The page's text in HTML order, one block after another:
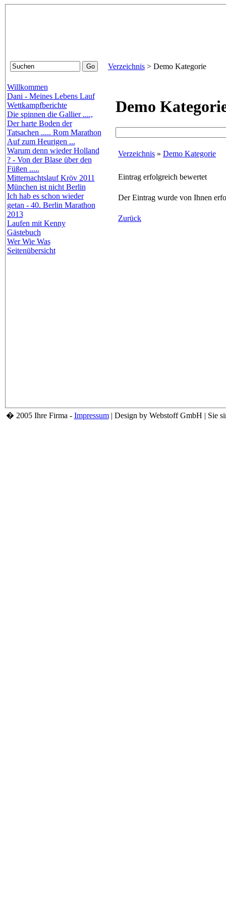
Verzeichnis> Demo Kategorie
Willkommen
Dani - Meines Lebens Lauf
Wettkampfberichte
Die spinnen die Gallier ....,
Der harte Boden der
Tatsachen ..... Rom Marathon
Auf zum Heurigen ...
Warum denn wieder Holland
? - Von der Blase über den
Füßen .....
Mitternachtslauf Kröv 2011
München ist nicht Berlin
Ich hab es schon wieder
getan - 40. Berlin Marathon
2013
Laufen mit Kenny
Gästebuch
Wer Wie Was
Seitenübersicht
Demo
Verzeichnis» Demo Kategorie
Eintrag erfolgreich bewertet
Der Eintrag wurde von Ihnen
Zurück
� 2005 Ihre Firma - Impressum| Design by Webstoff GmbH | Sie